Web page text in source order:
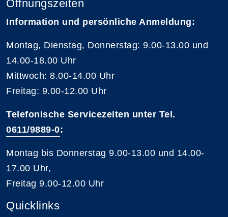
Öffnungszeiten
Information und persönliche Anmeldung:
Montag, Dienstag, Donnerstag: 9.00-13.00 und
14.00-18.00 Uhr
Mittwoch: 8.00-14.00 Uhr
Freitag: 9.00-12.00 Uhr
Telefonische Servicezeiten unter Tel.
0611/9889-0:
Montag bis Donnerstag 9.00-13.00 und 14.00-
17.00 Uhr,
Freitag 9.00-12.00 Uhr
Quicklinks